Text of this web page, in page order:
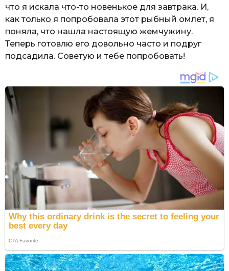
что я искала что-то новенькое для завтрака. И,
как только я попробовала этот рыбный омлет, я
поняла, что нашла настоящую жемчужину.
Теперь готовлю его довольно часто и подруг
подсадила. Советую и тебе попробовать!